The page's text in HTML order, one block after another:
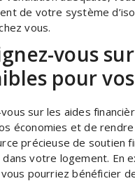
de votre système
vous.
vous
pour
sur les aides
économies et de
précieuse de soutien
votre logement. En
pourriez bénéficier